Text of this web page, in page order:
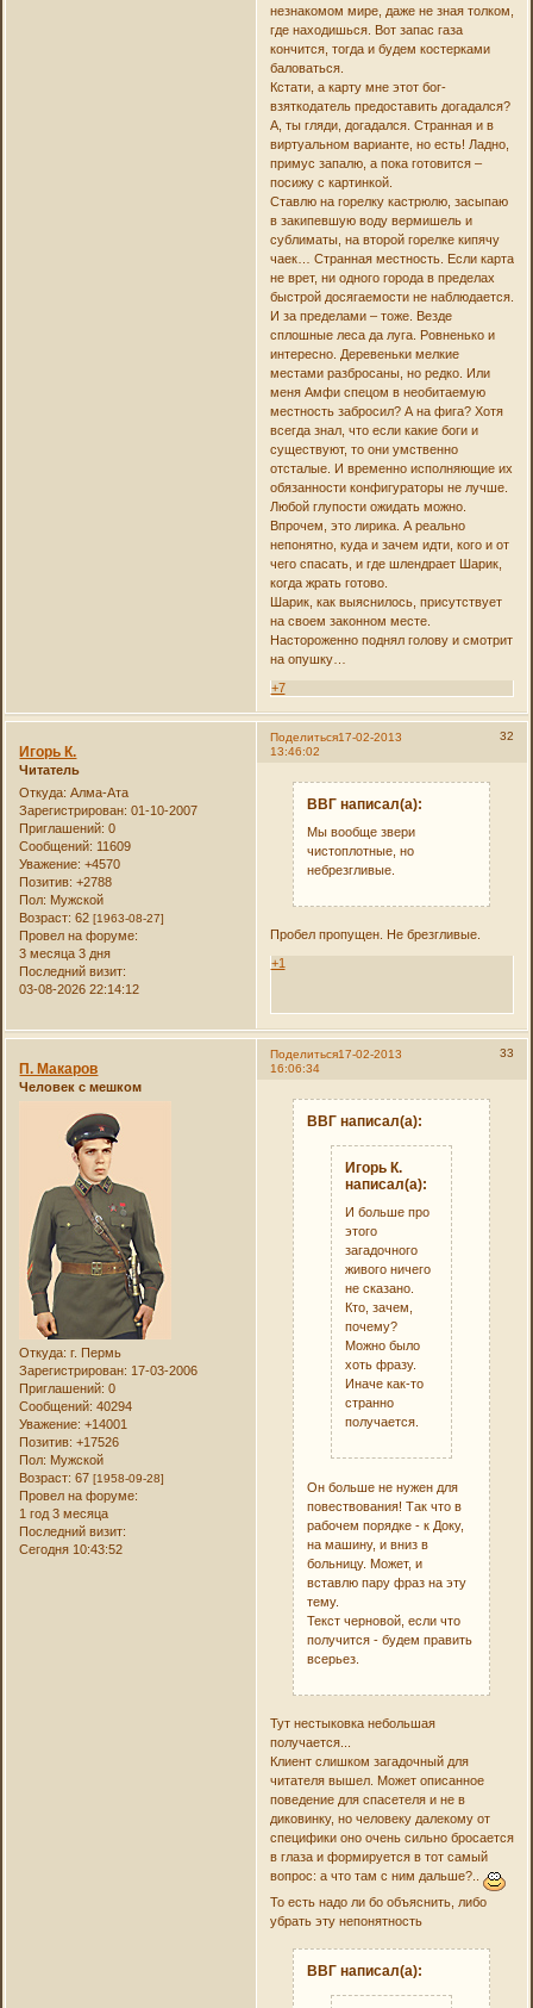
незнакомом мире, даже не зная толком,
где находишься. Вот запас газа
кончится, тогда и будем костерками
баловаться.
Кстати, а карту мне этот бог-
взяткодатель предоставить догадался?
А, ты гляди, догадался. Странная и в
виртуальном варианте, но есть! Ладно,
примус запалю, а пока готовится –
посижу с картинкой.
Ставлю на горелку кастрюлю, засыпаю
в закипевшую воду вермишель и
сублиматы, на второй горелке кипячу
чаек… Странная местность. Если карта
не врет, ни одного города в пределах
быстрой досягаемости не наблюдается.
И за пределами – тоже. Везде
сплошные леса да луга. Ровненько и
интересно. Деревеньки мелкие
местами разбросаны, но редко. Или
меня Амфи спецом в необитаемую
местность забросил? А на фига? Хотя
всегда знал, что если какие боги и
существуют, то они умственно
отсталые. И временно исполняющие их
обязанности конфигураторы не лучше.
Любой глупости ожидать можно.
Впрочем, это лирика. А реально
непонятно, куда и зачем идти, кого и от
чего спасать, и где шлендрает Шарик,
когда жрать готово.
Шарик, как выяснилось, присутствует
на своем законном месте.
Настороженно поднял голову и смотрит
на опушку…
+7
Поделиться 32
17-02-2013
13:46:02
Игорь К.
Читатель
Откуда: Алма-Ата
Зарегистрирован: 01-10-2007
Приглашений: 0
Сообщений: 11609
Уважение: +4570
Позитив: +2788
Пол: Мужской
Возраст: 62[1963-08-27]
Провел на форуме:
3 месяца 3 дня
Последний визит:
03-08-2026 22:14:12
ВВГ написал(а):
Мы вообще звери
чистоплотные, но
небрезгливые.
Пробел пропущен. Не брезгливые.
+1
Поделиться 33
17-02-2013
16:06:34
П. Макаров
Человек с мешком
Откуда: г. Пермь
Зарегистрирован: 17-03-2006
Приглашений: 0
Сообщений: 40294
Уважение: +14001
Позитив: +17526
Пол: Мужской
Возраст: 67[1958-09-28]
Провел на форуме:
1 год 3 месяца
Последний визит:
Сегодня 10:43:52
ВВГ написал(а):
Игорь К.
написал(а):
И больше про
этого
загадочного
живого ничего
не сказано.
Кто, зачем,
почему?
Можно было
хоть фразу.
Иначе как-то
странно
получается.
Он больше не нужен для
повествования! Так что в
рабочем порядке - к Доку,
на машину, и вниз в
больницу. Может, и
вставлю пару фраз на эту
тему.
Текст черновой, если что
получится - будем править
всерьез.
Тут нестыковка небольшая
получается...
Клиент слишком загадочный для
читателя вышел. Может описанное
поведение для спасетеля и не в
диковинку, но человеку далекому от
специфики оно очень сильно бросается
в глаза и формируется в тот самый
вопрос: а что там с ним дальше?..
То есть надо ли бо объяснить, либо
убрать эту непонятность
ВВГ написал(а):